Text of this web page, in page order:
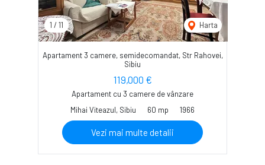
1 / 11 Harta
Apartament 3 camere, semidecomandat, Str Rahovei,
Sibiu
119,000 €
Apartament cu 3 camere de vânzare
Mihai Viteazul, Sibiu
60 mp 1966
Vezi mai multe detalii